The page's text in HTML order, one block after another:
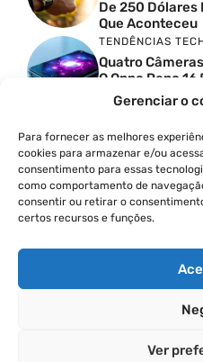
Gerenciar o
Para fornecer as melhores
cookies para armazenar e/ou
consentimento para essas
como comportamento de
consentir ou retirar o
certos recursos e funções.
Ver
De 250 Dólares
Que Aconteceu
TENDÊNCIAS
Quatro
O Oppo Reno 16
Absurdo
Comparativo De
Especificações
Vivo X300 Ultra
Samsung
PRODUTIVIDADE
Como Criar
Instagram
POLÍTICA DE